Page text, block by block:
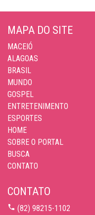
MAPA DO SITE
MACEIÓ
ALAGOAS
BRASIL
MUNDO
GOSPEL
ENTRETENIMENTO
ESPORTES
HOME
SOBRE O PORTAL
BUSCA
CONTATO
CONTATO
(82) 98215-1102